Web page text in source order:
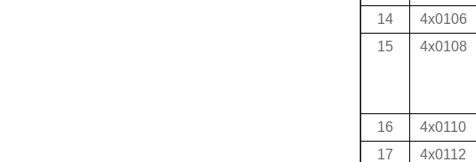
14
4x0106
15
4x0108
16 4x0110
17
4x0112